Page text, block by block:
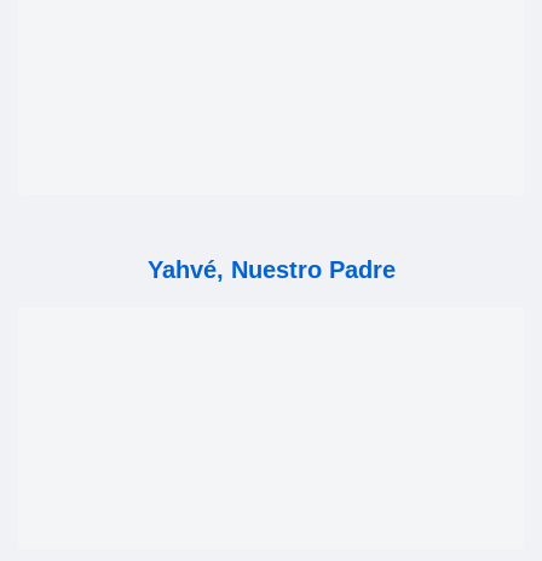
Yahvé, Nuestro Padre